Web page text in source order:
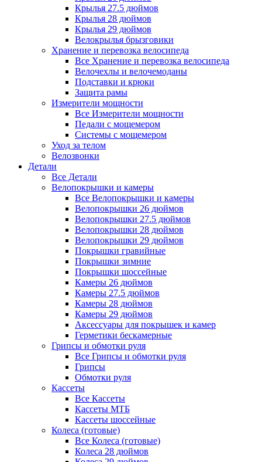
Крылья 27.5 дюймов
Крылья 28 дюймов
Крылья 29 дюймов
Велокрылья брызговики
Хранение и перевозка велосипеда
Все Хранение и перевозка велосипеда
Велочехлы и велочемоданы
Подставки и крюки
Защита рамы
Измерители мощности
Все Измерители мощности
Педали с мощемером
Системы с мощемером
Уход за телом
Велозвонки
Детали
Все Детали
Велопокрышки и камеры
Все Велопокрышки и камеры
Велопокрышки 26 дюймов
Велопокрышки 27.5 дюймов
Велопокрышки 28 дюймов
Велопокрышки 29 дюймов
Покрышки гравийные
Покрышки зимние
Покрышки шоссейные
Камеры 26 дюймов
Камеры 27.5 дюймов
Камеры 28 дюймов
Камеры 29 дюймов
Аксессуары для покрышек и камер
Герметики бескамерные
Грипсы и обмотки руля
Все Грипсы и обмотки руля
Грипсы
Обмотки руля
Кассеты
Все Кассеты
Кассеты МТБ
Кассеты шоссейные
Колеса (готовые)
Все Колеса (готовые)
Колеса 28 дюймов